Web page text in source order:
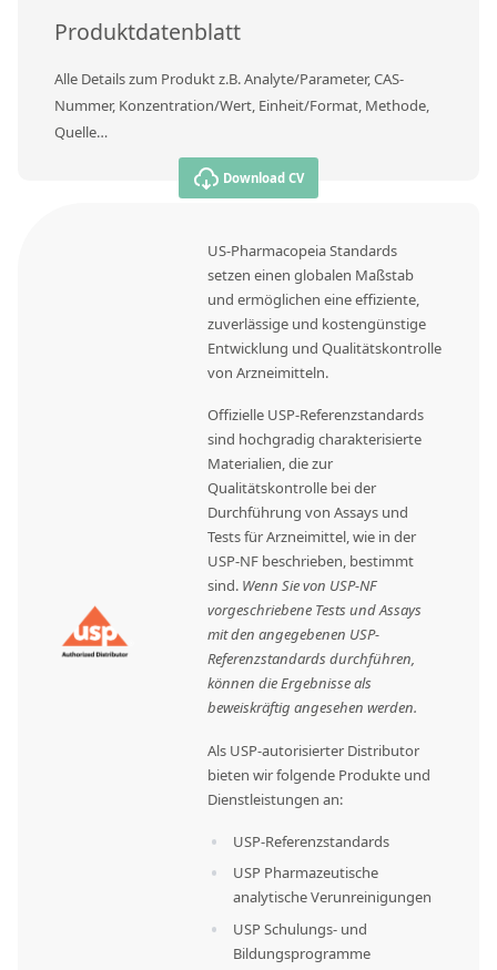
Produktdatenblatt
Alle Details zum Produkt z.B. Analyte/Parameter, CAS-
Nummer, Konzentration/Wert, Einheit/Format, Methode,
Quelle…
Download CV
US-Pharmacopeia Standards
setzen einen globalen Maßstab
und ermöglichen eine effiziente,
zuverlässige und kostengünstige
Entwicklung und Qualitätskontrolle
von Arzneimitteln.
Offizielle USP-Referenzstandards
sind hochgradig charakterisierte
Materialien, die zur
Qualitätskontrolle bei der
Durchführung von Assays und
Tests für Arzneimittel, wie in der
USP-NF beschrieben, bestimmt
sind. Wenn Sie von USP-NF
vorgeschriebene Tests und Assays
mit den angegebenen USP-
Referenzstandards durchführen,
können die Ergebnisse als
beweiskräftig angesehen werden.
Als USP-autorisierter Distributor
bieten wir folgende Produkte und
Dienstleistungen an:
USP-Referenzstandards
USP Pharmazeutische
analytische Verunreinigungen
USP Schulungs- und
Bildungsprogramme